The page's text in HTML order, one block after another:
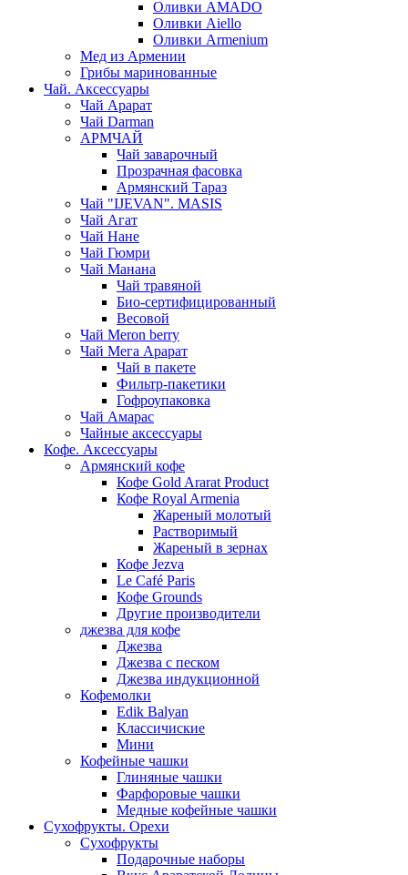
Оливки AMADO
Оливки Aiello
Оливки Armenium
Мед из Армении
Грибы маринованные
Чай. Аксессуары
Чай Арарат
Чай Darman
АРМЧАЙ
Чай заварочный
Прозрачная фасовка
Армянский Тараз
Чай "IJEVAN". MASIS
Чай Агат
Чай Нане
Чай Гюмри
Чай Манана
Чай травяной
Био-сертифицированный
Весовой
Чай Meron berry
Чай Мега Арарат
Чай в пакете
Фильтр-пакетики
Гофроупаковка
Чай Амарас
Чайные аксессуары
Кофе. Аксессуары
Армянский кофе
Кофе Gold Ararat Product
Кофе Royal Armenia
Жареный молотый
Растворимый
Жареный в зернах
Кофе Jezva
Le Café Paris
Кофе Grounds
Другие производители
джезва для кофе
Джезва
Джезва с песком
Джезва индукционной
Кофемолки
Edik Balyan
Классичиские
Мини
Кофейные чашки
Глиняные чашки
Фарфоровые чашки
Медные кофейные чашки
Сухофрукты. Орехи
Сухофрукты
Подарочные наборы